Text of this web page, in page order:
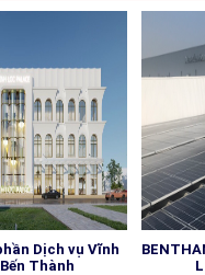
Vĩnh
BENTHANH
Luọng